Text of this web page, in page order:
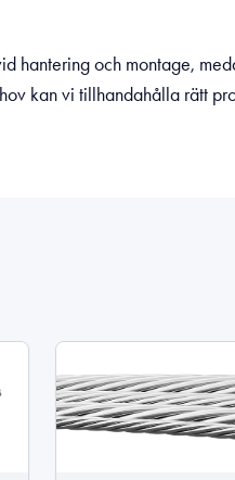
hantering och montage,
kan vi tillhandahålla rätt